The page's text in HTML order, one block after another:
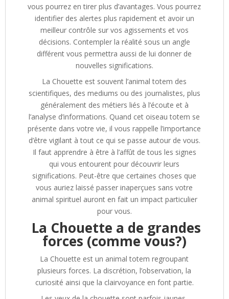
vous pourrez en tirer plus d’avantages. Vous pourrez
identifier des alertes plus rapidement et avoir un
meilleur contrôle sur vos agissements et vos
décisions. Contempler la réalité sous un angle
différent vous permettra aussi de lui donner de
nouvelles significations.
La Chouette est souvent l’animal totem des
scientifiques, des mediums ou des journalistes, plus
généralement des métiers liés à l’écoute et à
l’analyse d’informations. Quand cet oiseau totem se
présente dans votre vie, il vous rappelle l’importance
d’être vigilant à tout ce qui se passe autour de vous.
Il faut apprendre à être à l’affût de tous les signes
qui vous entourent pour découvrir leurs
significations. Peut-être que certaines choses que
vous auriez laissé passer inaperçues sans votre
animal spirituel auront en fait un impact particulier
pour vous.
La Chouette a de grandes
forces (comme vous?)
La Chouette est un animal totem regroupant
plusieurs forces. La discrétion, l’observation, la
curiosité ainsi que la clairvoyance en font partie.